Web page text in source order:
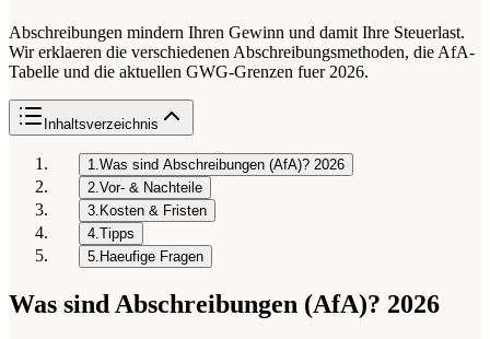
Abschreibungen mindern Ihren Gewinn und damit Ihre Steuerlast.
Wir erklaeren die verschiedenen Abschreibungsmethoden, die AfA-
Tabelle und die aktuellen GWG-Grenzen fuer 2026.
Inhaltsverzeichnis
1. Was sind Abschreibungen (AfA)? 2026
2. Vor- & Nachteile
3. Kosten & Fristen
4. Tipps
5. Haeufige Fragen
Was sind Abschreibungen (AfA)? 2026